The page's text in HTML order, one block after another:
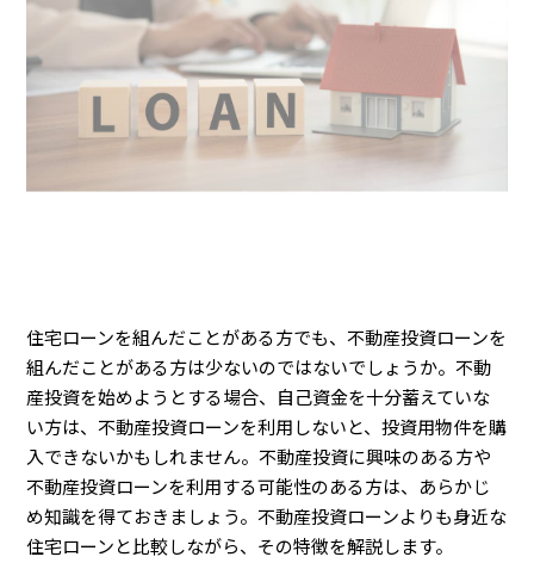
住宅ローンを組んだことがある方でも、不動産投資ローンを
組んだことがある方は少ないのではないでしょうか。不動
産投資を始めようとする場合、自己資金を十分蓄えていな
い方は、不動産投資ローンを利用しないと、投資用物件を購
入できないかもしれません。不動産投資に興味のある方や
不動産投資ローンを利用する可能性のある方は、あらかじ
め知識を得ておきましょう。不動産投資ローンよりも身近な
住宅ローンと比較しながら、その特徴を解説します。